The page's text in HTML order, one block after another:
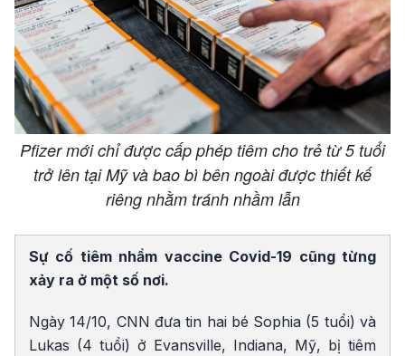
Pfizer mới chỉ được cấp phép tiêm cho trẻ từ 5 tuổi
trở lên tại Mỹ và bao bì bên ngoài được thiết kế
riêng nhằm tránh nhầm lẫn
Sự cố tiêm nhầm vaccine Covid-19 cũng từng
xảy ra ở một số nơi.
Ngày 14/10, CNN đưa tin hai bé Sophia (5 tuổi) và
Lukas (4 tuổi) ở Evansville, Indiana, Mỹ, bị tiêm